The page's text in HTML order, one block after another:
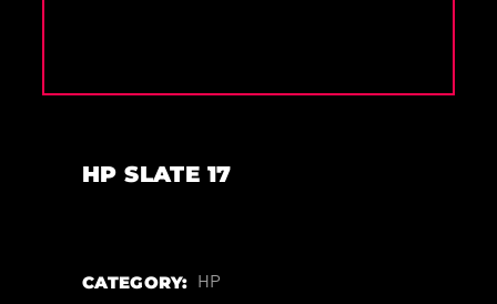
HP SLATE 17
CATEGORY: HP